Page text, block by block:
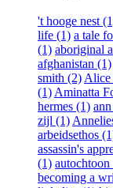
't hooge nest
life (1) a tale
(1) aboriginal
afghanistan (1)
smith (2)
(1) Aminatta
hermes (1)
zijl (1)
arbeidsethos
assassin's
(1) autochtoon
becoming a